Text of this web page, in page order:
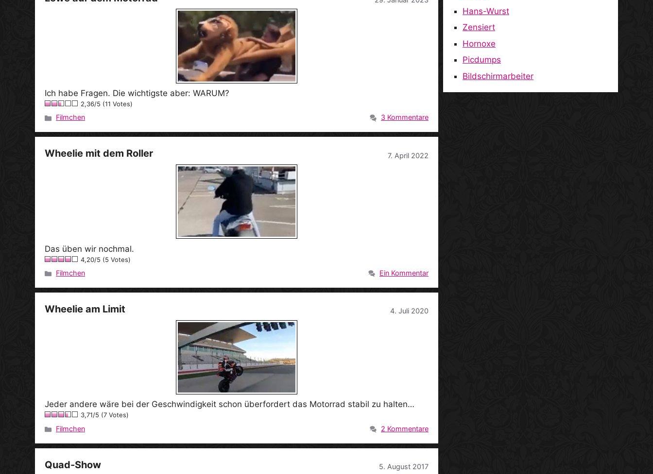
Ich habe Fragen. Die wichtigste aber: WARUM?
2,36/5 (11 Votes)
Kategorien
Filmchen 3 Kommentare
Wheelie mit dem Roller 7. April 2022
Das üben wir nochmal.
4,20/5 (5 Votes)
Kategorien
Filmchen Ein Kommentar
Wheelie am Limit 4. Juli 2020
Jeder andere wäre bei der Geschwindigkeit schon überfordert das Motorrad stabil zu halten…
3,71/5 (7 Votes)
Kategorien
Filmchen 2 Kommentare
Quad-Show 5. August 2017
Hans-Wurst
Zensiert
Hornoxe
Picdumps
Bildschirmarbeiter